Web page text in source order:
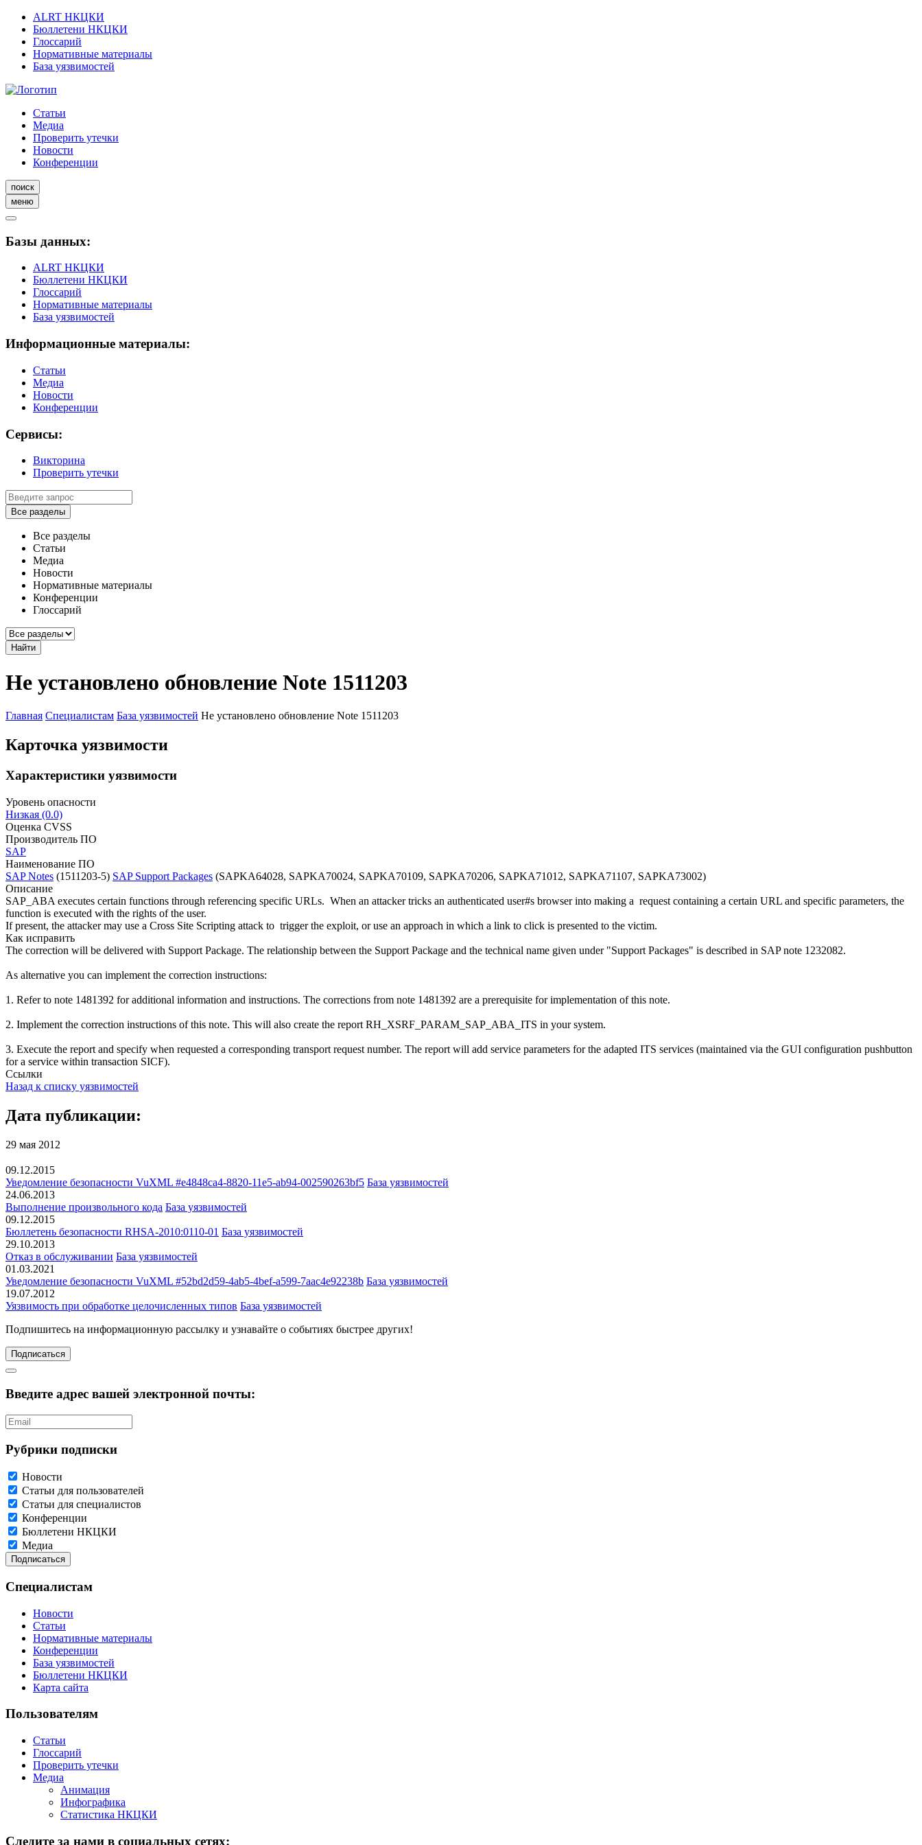
ALRT НКЦКИ
Бюллетени НКЦКИ
Глоссарий
Нормативные материалы
База уязвимостей
Статьи
Медиа
Проверить утечки
Новости
Конференции
поиск
меню
Базы данных:
ALRT НКЦКИ
Бюллетени НКЦКИ
Глоссарий
Нормативные материалы
База уязвимостей
Информационные материалы:
Статьи
Медиа
Новости
Конференции
Сервисы:
Викторина
Проверить утечки
Все разделы
Все разделы
Статьи
Медиа
Новости
Нормативные материалы
Конференции
Глоссарий
Найти
Не установлено обновление Note 1511203
Главная Специалистам База уязвимостей Не установлено обновление Note 1511203
Карточка уязвимости
Характеристики уязвимости
Уровень опасности
Низкая (0.0)
Оценка CVSS
Производитель ПО
SAP
Наименование ПО
SAP Notes (1511203-5) SAP Support Packages (SAPKA64028, SAPKA70024, SAPKA70109, SAPKA70206, SAPKA71012, SAPKA71107, SAPKA73002)
Описание
SAP_ABA executes certain functions through referencing specific URLs. When an attacker tricks an authenticated user#s browser into making a request containing a certain URL and specific parameters, the
function is executed with the rights of the user.
If present, the attacker may use a Cross Site Scripting attack to trigger the exploit, or use an approach in which a link to click is presented to the victim.
Как исправить
The correction will be delivered with Support Package. The relationship between the Support Package and the technical name given under "Support Packages" is described in SAP note 1232082.
As alternative you can implement the correction instructions:
1. Refer to note 1481392 for additional information and instructions. The corrections from note 1481392 are a prerequisite for implementation of this note.
2. Implement the correction instructions of this note. This will also create the report RH_XSRF_PARAM_SAP_ABA_ITS in your system.
3. Execute the report and specify when requested a corresponding transport request number. The report will add service parameters for the adapted ITS services (maintained via the GUI configuration pushbutton
for a service within transaction SICF).
Ссылки
Назад к списку уязвимостей
Дата публикации:
29 мая 2012
09.12.2015
Уведомление безопасности VuXML #e4848ca4-8820-11e5-ab94-002590263bf5 База уязвимостей
24.06.2013
Выполнение произвольного кода База уязвимостей
09.12.2015
Бюллетень безопасности RHSA-2010:0110-01 База уязвимостей
29.10.2013
Отказ в обслуживании База уязвимостей
01.03.2021
Уведомление безопасности VuXML #52bd2d59-4ab5-4bef-a599-7aac4e92238b База уязвимостей
19.07.2012
Уязвимость при обработке целочисленных типов База уязвимостей
Подпишитесь на информационную рассылку и узнавайте о событиях быстрее других!
Подписаться
Введите адрес вашей электронной почты:
Рубрики подписки
Новости
Статьи для пользователей
Статьи для специалистов
Конференции
Бюллетени НКЦКИ
Медиа
Специалистам
Новости
Статьи
Нормативные материалы
Конференции
База уязвимостей
Бюллетени НКЦКИ
Карта сайта
Пользователям
Статьи
Глоссарий
Проверить утечки
Медиа
Анимация
Инфографика
Статистика НКЦКИ
Следите за нами в социальных сетях: